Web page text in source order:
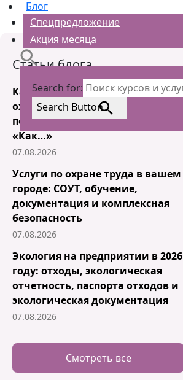
Блог
Спецпредложение
Акция месяца
Search for:
Search Button
Статьи блога
Как правильно организовать
охрану труда на предприятии:
пошаговые ответы на вопросы
«Как…»
07.08.2026
Услуги по охране труда в вашем
городе: СОУТ, обучение,
документация и комплексная
безопасность
07.08.2026
Экология на предприятии в 2026
году: отходы, экологическая
отчетность, паспорта отходов и
экологическая документация
07.08.2026
Смотреть все